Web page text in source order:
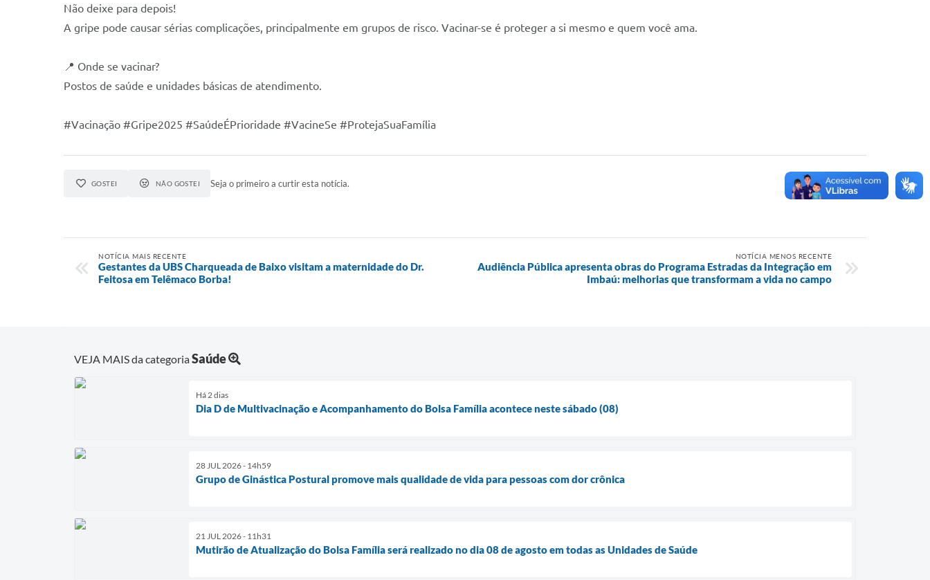
Não deixe para depois!
A gripe pode causar sérias complicações, principalmente em grupos de risco. Vacinar-se é proteger a si mesmo e quem você ama.
📍 Onde se vacinar?
Postos de saúde e unidades básicas de atendimento.
#Vacinação #Gripe2025 #SaúdeÉPrioridade #VacineSe #ProtejaSuaFamília
GOSTEI NÃO GOSTEI Seja o primeiro a curtir esta notícia.
NOTÍCIA MAIS RECENTE
Gestantes da UBS Charqueada de Baixo visitam a maternidade do Dr.
Feitosa em Telêmaco Borba!
NOTÍCIA MENOS RECENTE
Audiência Pública apresenta obras do Programa Estradas da Integração em
Imbaú: melhorias que transformam a vida no campo
VEJA MAIS da categoriaSaúde
Há 2 dias
Dia D de Multivacinação e Acompanhamento do Bolsa Família acontece neste sábado (08)
28 JUL 2026 - 14h59
Grupo de Ginástica Postural promove mais qualidade de vida para pessoas com dor crônica
21 JUL 2026 - 11h31
Mutirão de Atualização do Bolsa Família será realizado no dia 08 de agosto em todas as Unidades de Saúde